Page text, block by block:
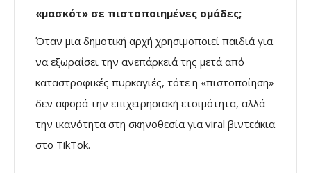
«μασκότ» σε πιστοποιημένες ομάδες;
Όταν μια δημοτική αρχή χρησιμοποιεί παιδιά για
να εξωραΐσει την ανεπάρκειά της μετά από
καταστροφικές πυρκαγιές, τότε η «πιστοποίηση»
δεν αφορά την επιχειρησιακή ετοιμότητα, αλλά
την ικανότητα στη σκηνοθεσία για viral βιντεάκια
στο TikTok.